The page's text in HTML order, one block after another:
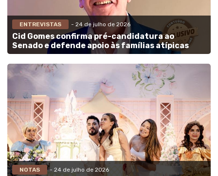
ENTREVISTAS - 24 de julho de 2026
Cid Gomes confirma pré-candidatura ao
Senado e defende apoio às famílias atípicas
NOTAS - 24 de julho de 2026